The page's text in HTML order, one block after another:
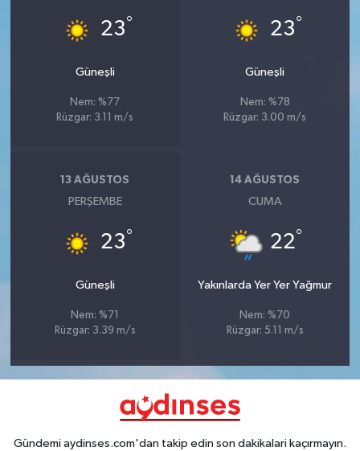
23°
Güneşli
Nem: %77
Rüzgar: 3.11 m/s
23°
Güneşli
Nem: %78
Rüzgar: 3.00 m/s
13 AĞUSTOS
PERŞEMBE
23°
Güneşli
Nem: %71
Rüzgar: 3.39 m/s
14 AĞUSTOS
CUMA
22°
Yakınlarda Yer Yer Yağmur
Nem: %70
Rüzgar: 5.11 m/s
Gündemi aydinses.com'dan takip edin son dakikalari kaçırmayın.